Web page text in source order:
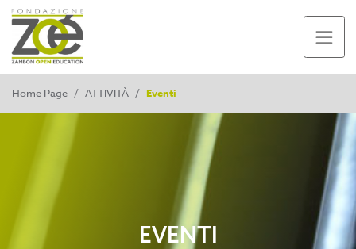
Home Page / ATTIVITÀ / Eventi
EVENTI